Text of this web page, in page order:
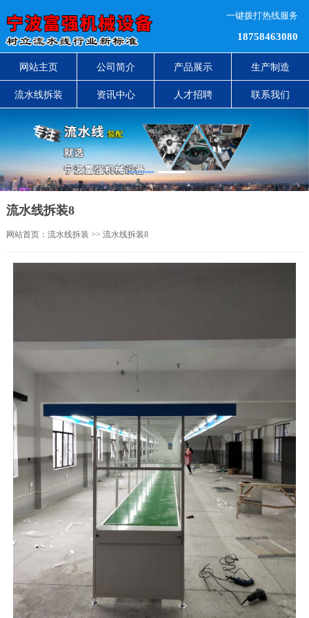
一键拨打热线服务
18758463080
网站主页 公司简介 产品展示 生产制造
流水线拆装 资讯中心 人才招聘 联系我们
1 2
流水线拆装8
网站首页： 流水线拆装 >> 流水线拆装8